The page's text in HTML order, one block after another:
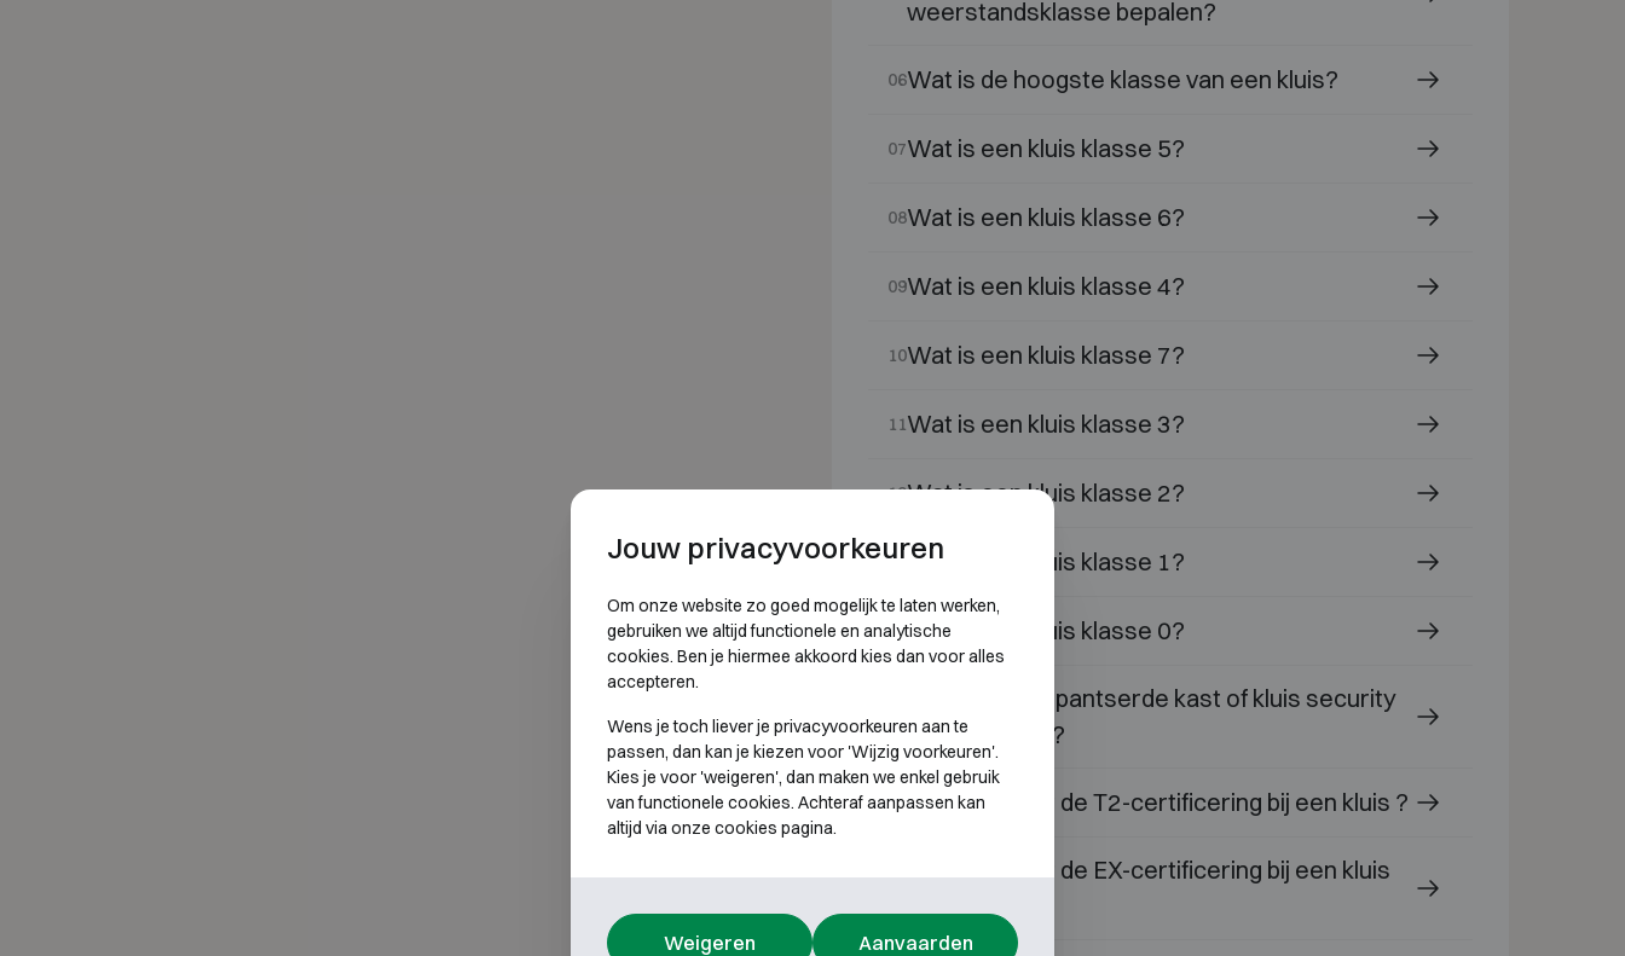
weerstandsklasse bepalen?
06Wat is de hoogste klasse van een kluis?
07Wat is een kluis klasse 5?
08Wat is een kluis klasse 6?
09Wat is een kluis klasse 4?
10Wat is een kluis klasse 7?
11Wat is een kluis klasse 3?
12Wat is een kluis klasse 2?
13 Wat is een kluis klasse 1?
14Wat is een kluis klasse 0?
Wat is een gepantserde kast of kluis security
level S1 of S2?
16Wat betekent de T2-certificering bij een kluis ?
Wat betekent de EX-certificering bij een kluis
(EN 1143-1)?
Jouw privacyvoorkeuren
Om onze website zo goed mogelijk te laten werken,
gebruiken we altijd functionele en analytische
cookies. Ben je hiermee akkoord kies dan voor alles
accepteren.
Wens je toch liever je privacyvoorkeuren aan te
passen, dan kan je kiezen voor 'Wijzig voorkeuren'.
Kies je voor 'weigeren', dan maken we enkel gebruik
van functionele cookies. Achteraf aanpassen kan
altijd via onze cookies pagina.
Weigeren Aanvaarden